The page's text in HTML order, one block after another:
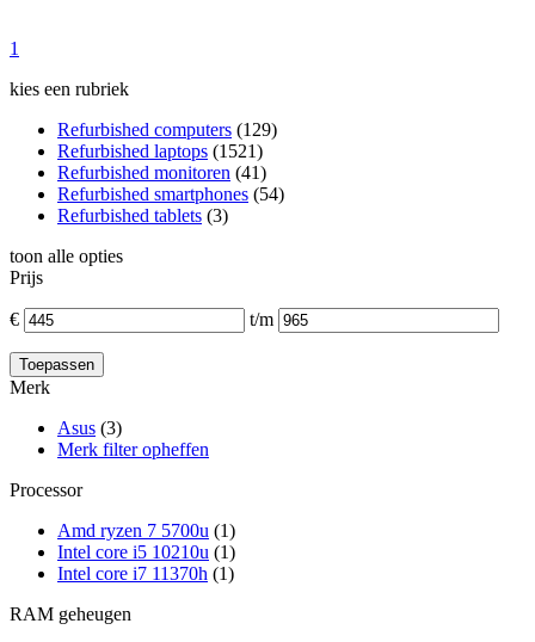
1
kies een rubriek
Refurbished computers (129)
Refurbished laptops (1521)
Refurbished monitoren (41)
Refurbished smartphones (54)
Refurbished tablets (3)
toon alle opties
Prijs
€ t/m
Merk
Asus (3)
Merk filter opheffen
Processor
Amd ryzen 7 5700u (1)
Intel core i5 10210u (1)
Intel core i7 11370h (1)
RAM geheugen